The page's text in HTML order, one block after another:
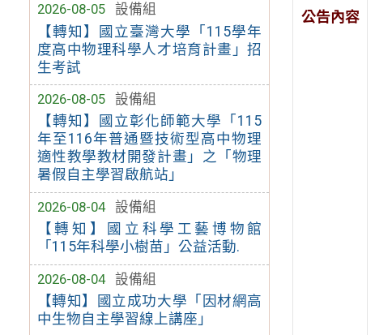
2026-08-05
設備組
【轉知】國立臺灣大學「115學年
度高中物理科學人才培育計畫」招
生考試
2026-08-05
設備組
【轉知】國立彰化師範大學「115
年至116年普通暨技術型高中物理
適性教學教材開發計畫」之「物理
暑假自主學習啟航站」
2026-08-04
設備組
【轉知】國立科學工藝博物館
「115年科學小樹苗」公益活動.
2026-08-04
設備組
【轉知】國立成功大學「因材網高
中生物自主學習線上講座」
公告內容